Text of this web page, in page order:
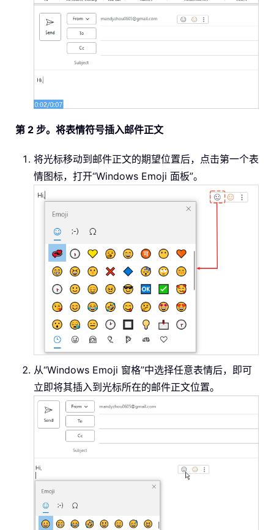
第 2 步。将表情符号插入邮件正文
将光标移动到邮件正文的期望位置后，点击第一个表
情图标，打开“Windows Emoji 面板”。
从“Windows Emoji 窗格”中选择任意表情后，即可
立即将其插入到光标所在的邮件正文位置。